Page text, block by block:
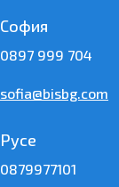
София
0897 999 704
sofia@bisbg.com
Русе
0879977101